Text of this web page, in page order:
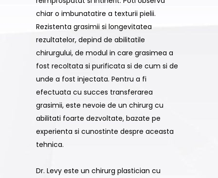
chiar o imbunatatire a texturii pielii.
Rezistenta grasimii si longevitatea
rezultatelor, depind de abilitatile
chirurgului, de modul in care grasimea a
fost recoltata si purificata si de cum si de
unde a fost injectata. Pentru a fi
efectuata cu succes transferarea
grasimii, este nevoie de un chirurg cu
abilitati foarte dezvoltate, bazate pe
experienta si cunostinte despre aceasta
tehnica.
Dr. Levy este un chirurg plastician cu